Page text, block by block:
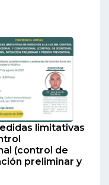
limitativas
(control de
preliminar y